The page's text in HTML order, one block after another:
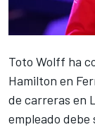
Toto Wolff ha
Hamilton en
de carreras en
empleado